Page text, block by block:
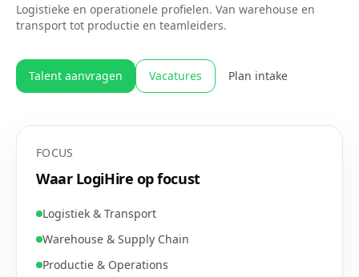
Logistieke en operationele profielen. Van warehouse en
transport tot productie en teamleiders.
Talent aanvragen Vacatures Plan intake
FOCUS
Waar LogiHire op focust
Logistiek & Transport
Warehouse & Supply Chain
Productie & Operations